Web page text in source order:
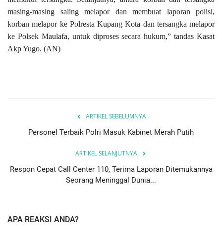
masing-masing saling melapor dan membuat laporan polisi,
korban melapor ke Polresta Kupang Kota dan tersangka melapor
ke Polsek Maulafa, untuk diproses secara hukum,” tandas Kasat
Akp Yugo. (AN)
ARTIKEL SEBELUMNYA
Personel Terbaik Polri Masuk Kabinet Merah Putih
ARTIKEL SELANJUTNYA
Respon Cepat Call Center 110, Terima Laporan Ditemukannya
Seorang Meninggal Dunia...
APA REAKSI ANDA?